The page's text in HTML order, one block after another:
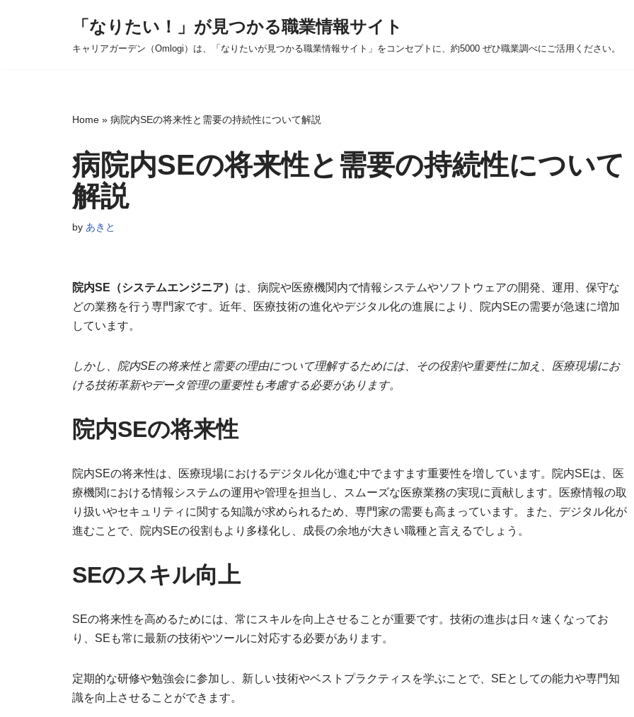
「なりたい！」が見つかる職業情報サイト
キャリアガーデン（Omlogi）は、「なりたいが見つかる職業情報サイト」をコンセプトに、約5000 ぜひ職業調べにご活用ください。
Home » 病院内SEの将来性と需要の持続性について解説
病院内SEの将来性と需要の持続性について
解説
by あきと
院内SE（システムエンジニア） は、病院や医療機関内で情報システムやソフトウェアの開発、運用、保守な
どの業務を行う専門家です。近年、医療技術の進化やデジタル化の進展により、院内SEの需要が急速に増加
しています。
しかし、院内SEの将来性と需要の理由について理解するためには、その役割や重要性に加え、医療現場にお
ける技術革新やデータ管理の重要性も考慮する必要があります。
院内SEの将来性
院内SEの将来性は、医療現場におけるデジタル化が進む中でますます重要性を増しています。院内SEは、医
療機関における情報システムの運用や管理を担当し、スムーズな医療業務の実現に貢献します。医療情報の取
り扱いやセキュリティに関する知識が求められるため、専門家の需要も高まっています。また、デジタル化が
進むことで、院内SEの役割もより多様化し、成長の余地が大きい職種と言えるでしょう。
SEのスキル向上
SEの将来性を高めるためには、常にスキルを向上させることが重要です。技術の進歩は日々速くなってお
り、SEも常に最新の技術やツールに対応する必要があります。
定期的な研修や勉強会に参加し、新しい技術やベストプラクティスを学ぶことで、SEとしての能力や専門知
識を向上させることができます。